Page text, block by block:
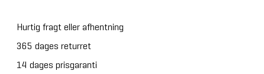
Hurtig fragt eller afhentning
365 dages returret
14 dages prisgaranti